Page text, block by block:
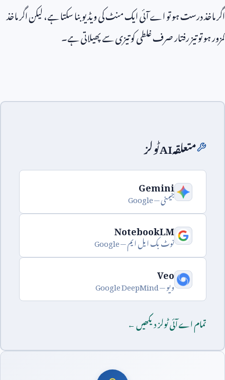
اگر ماخذ درست ہو تو اے آئی ایک منٹ کی ویڈیو بنا سکتا ہے، لیکن اگر ماخذ
کمزور ہو تو تیز رفتار صرف غلطی کو تیزی سے پھیلاتی ہے۔
متعلقہAIٹولز
Gemini
جیمنی —Google
NotebookLM
نوٹ بک ایل ایم —Google
Veo
ویو —Google DeepMind
تمام اے آئی ٹولز دیکھیں ←